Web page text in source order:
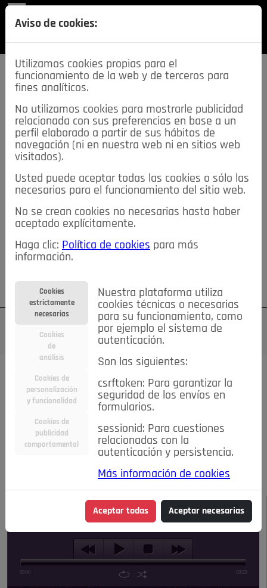
SECCIONES
descarga esta
REVISTA
≡NOTICIAS
NOTICIAS SERVICIOS DE INTERÉS
TABLÓN DE ANUNCIOS MIS ANUNCIOS CONTACTO
NOSOTROS
Su cuenta Regístrese ¿Olvidó su contraseña?
Todas las noticias..
#TePrestoMisOjos Caridad
Ciencia&Tecnología
Economía
Entretenimiento
Estilo de Vida
Internacional
Madrid Opinión IN
Pozuelo de Alarcón
Salud 🔴 En Directo
NOTICIAS
Escucha el audio de esta noticia:
00:00 03:23
Aviso de cookies:
Utilizamos cookies propias para el
funcionamiento de la web y de terceros para
fines analíticos.
No utilizamos cookies para mostrarle publicidad
relacionada con sus preferencias en base a un
perfil elaborado a partir de sus hábitos de
navegación (ni en nuestra web ni en sitios web
visitados).
Usted puede aceptar todas las cookies o sólo las
necesarias para el funcionamiento del sitio web.
No se crean cookies no necesarias hasta haber
aceptado explícitamente.
Haga clic: Política de cookies para más
información.
Cookies
estrictamente
necesarias
Cookies
de
análisis
Cookies de
personalización
y funcionalidad
Cookies de
publicidad
comportamental
Nuestra plataforma utiliza
cookies técnicas o necesarias
para su funcionamiento, como
por ejemplo el sistema de
autenticación.
Son las siguientes:
csrftoken: Para garantizar la
seguridad de los envíos en
formularios.
sessionid: Para cuestiones
relacionadas con la
autenticación y persistencia.
Más información de cookies
Aceptar todas Aceptar necesarias